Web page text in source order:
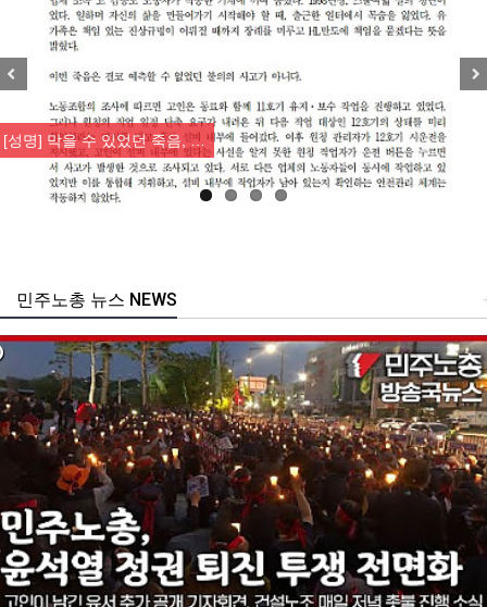
[성명] 막을 수 있었던 죽음, …
주노총 뉴스 NEWS